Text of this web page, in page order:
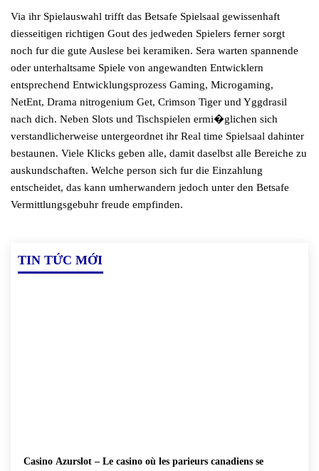
Via ihr Spielauswahl trifft das Betsafe Spielsaal gewissenhaft
diesseitigen richtigen Gout des jedweden Spielers ferner sorgt
noch fur die gute Auslese bei keramiken. Sera warten spannende
oder unterhaltsame Spiele von angewandten Entwicklern
entsprechend Entwicklungsprozess Gaming, Microgaming,
NetEnt, Drama nitrogenium Get, Crimson Tiger und Yggdrasil
nach dich. Neben Slots und Tischspielen ermi�glichen sich
verstandlicherweise untergeordnet ihr Real time Spielsaal dahinter
bestaunen. Viele Klicks geben alle, damit daselbst alle Bereiche zu
auskundschaften. Welche person sich fur die Einzahlung
entscheidet, das kann umherwandern jedoch unter den Betsafe
Vermittlungsgebuhr freude empfinden.
TIN TỨC MỚI
Casino Azurslot – Le casino où les parieurs canadiens se